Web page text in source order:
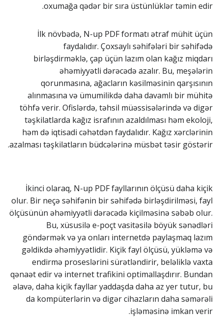
oxumağa qədər bir sıra üstünlüklər təmin edir.
İlk növbədə, N-up PDF formatı ətraf mühit üçün
faydalıdır. Çoxsaylı səhifələri bir səhifədə
birləşdirməklə, çap üçün lazım olan kağız miqdarı
əhəmiyyətli dərəcədə azalır. Bu, meşələrin
qorunmasına, ağacların kəsilməsinin qarşısının
alınmasına və ümumilikdə daha davamlı bir mühitə
töhfə verir. Ofislərdə, təhsil müəssisələrində və digər
təşkilatlarda kağız israfının azaldılması həm ekoloji,
həm də iqtisadi cəhətdən faydalıdır. Kağız xərclərinin
azalması təşkilatların büdcələrinə müsbət təsir göstərir.
İkinci olaraq, N-up PDF fayllarının ölçüsü daha kiçik
olur. Bir neçə səhifənin bir səhifədə birləşdirilməsi, fayl
ölçüsünün əhəmiyyətli dərəcədə kiçilməsinə səbəb olur.
Bu, xüsusilə e-poçt vasitəsilə böyük sənədləri
göndərmək və ya onları internetdə paylaşmaq lazım
gəldikdə əhəmiyyətlidir. Kiçik fayl ölçüsü, yükləmə və
endirmə proseslərini sürətləndirir, beləliklə vaxta
qənaət edir və internet trafikini optimallaşdırır. Bundan
əlavə, daha kiçik fayllar yaddaşda daha az yer tutur, bu
da kompüterlərin və digər cihazların daha səmərəli
işləməsinə imkan verir.